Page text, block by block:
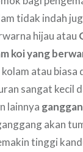
tidak indah
hijau atau
koi yang
atau biasa
sangat kecil
lainnya
akan
tinggi